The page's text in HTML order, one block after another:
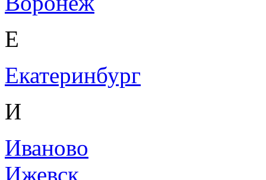
Е
Екатеринбург
И
Иваново
Ижевск